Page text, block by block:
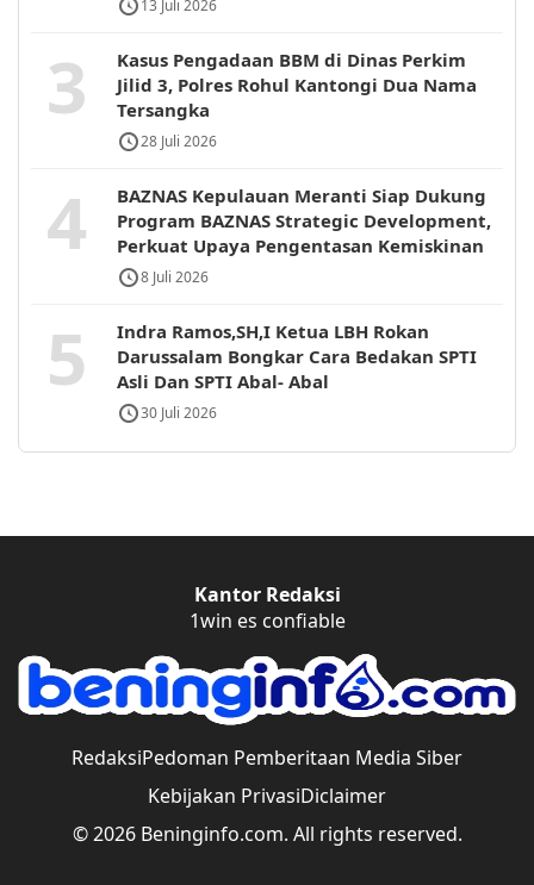
13 Juli 2026
3
Kasus Pengadaan BBM di Dinas Perkim
Jilid 3, Polres Rohul Kantongi Dua Nama
Tersangka
28 Juli 2026
4
BAZNAS Kepulauan Meranti Siap Dukung
Program BAZNAS Strategic Development,
Perkuat Upaya Pengentasan Kemiskinan
8 Juli 2026
5
Indra Ramos,SH,I Ketua LBH Rokan
Darussalam Bongkar Cara Bedakan SPTI
Asli Dan SPTI Abal- Abal
30 Juli 2026
Kantor Redaksi
1win es confiable
RedaksiPedoman Pemberitaan Media Siber
Kebijakan PrivasiDiclaimer
© 2026 Beninginfo.com. All rights reserved.